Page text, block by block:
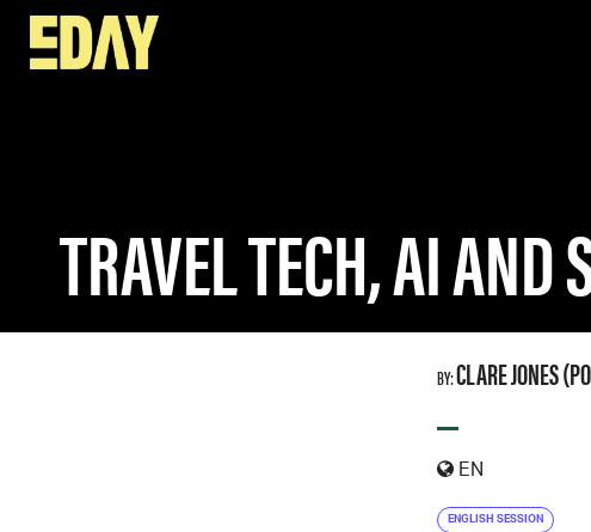
SPEAKERS
TRAVEL TECH, AI AND
BY:CLARE JONES
—
EN
ENGLISH SESSION